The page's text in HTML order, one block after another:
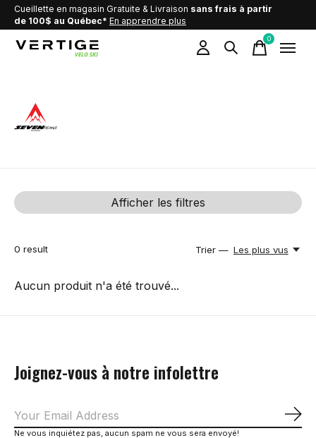
Cueillette en magasin Gratuite & Livraison sans frais à partir
de 100$ au Québec* En apprendre plus
0items
Seven Peaks
Afficher les filtres
0 result Trier — Les plus vus
Aucun produit n'a été trouvé...
Joignez-vous à notre infolettre
Ne vous inquiétez pas, aucun spam ne vous sera envoyé!